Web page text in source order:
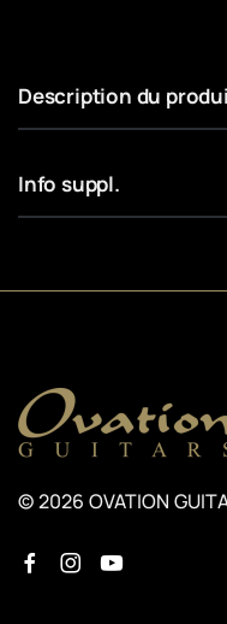
Description du
Info suppl.
© 2026 OVATION